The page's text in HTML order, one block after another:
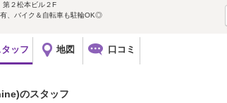
２松本ビル２F
、バイク＆自転車も駐輪OK◎
タッフ 地図 口コミ
のスタッフ